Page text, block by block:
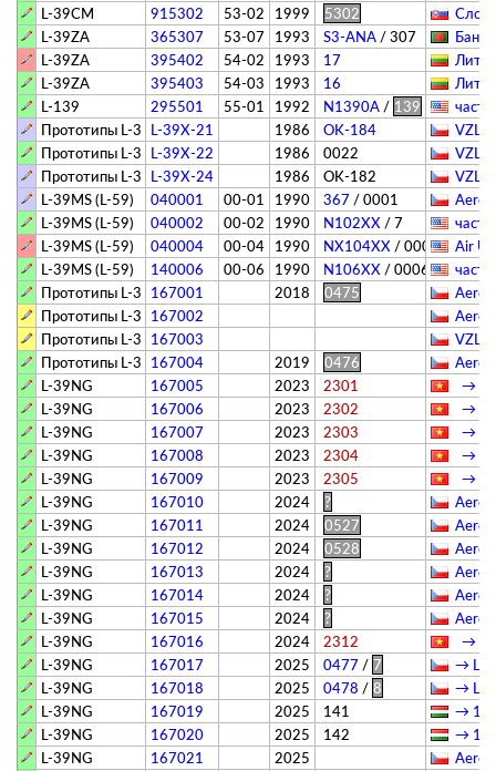
L-39CM
915302 53-02 1999 5302
L-39ZA
365307 53-07 1993 S3-ANA /307
L-39ZA
395402 54-02 1993 17
L-39ZA
395403 54-03 1993 16
L-139
295501 55-01 1992 N1390A / 139
Прототипы L-39MSL-39X-21 1986 OK-184
VZLÚ
Прототипы L-39MSL-39X-22 1986 0022
VZLÚ
Прототипы L-39MSL-39X-24 1986 OK-182
VZLÚ
L-39MS (L-59)
040001 00-01 1990 367 /0001
Aero
L-39MS (L-59)
040002 00-02 1990 N102XX /7
L-39MS (L-59)
040004 00-04 1990 NX104XX /0004
Air
L-39MS (L-59)
140006 00-06 1990 N106XX /0006
Прототипы L-39NG167001 2018 0475
Aero
Прототипы L-39NG167002
Aero
Прототипы L-39NG167003
VZLÚ
Прототипы L-39NG167004 2019 0476
Aero
L-39NG
167005 2023 2301
→
L-39NG
167006 2023 2302
→
L-39NG
167007 2023 2303
→
L-39NG
167008 2023 2304
→
L-39NG
167009 2023 2305
→
L-39NG
167010 2024 ?
Aero
L-39NG
167011 2024 0527
Aero
L-39NG
167012 2024 0528
Aero
L-39NG
167013 2024 ?
Aero
L-39NG
167014 2024 ?
Aero
L-39NG
167015 2024 ?
Aero
L-39NG
167016 2024 2312
→
L-39NG
167017 2025 0477 / 7
→
L-39NG
167018 2025 0478 / 8
→
L-39NG
167019 2025 141
→
L-39NG
167020 2025 142
→
L-39NG
167021 2025
Aero